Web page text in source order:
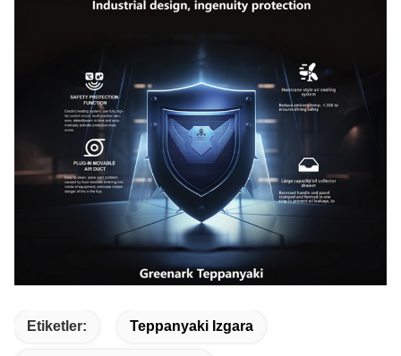
Etiketler: Teppanyaki Izgara